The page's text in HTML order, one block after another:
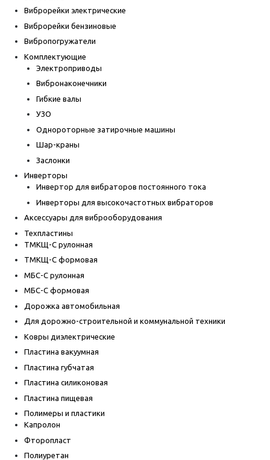
Виброрейки электрические
Виброрейки бензиновые
Вибропогружатели
Комплектующие
Электроприводы
Вибронаконечники
Гибкие валы
УЗО
Однороторные затирочные машины
Шар-краны
Заслонки
Инверторы
Инвертор для вибраторов постоянного тока
Инверторы для высокочастотных вибраторов
Аксессуары для виброоборудования
Техпластины
ТМКЩ-С рулонная
ТМКЩ-С формовая
МБС-С рулонная
МБС-С формовая
Дорожка автомобильная
Для дорожно-строительной и коммунальной техники
Ковры диэлектрические
Пластина вакуумная
Пластина губчатая
Пластина силиконовая
Пластина пищевая
Полимеры и пластики
Капролон
Фторопласт
Полиуретан